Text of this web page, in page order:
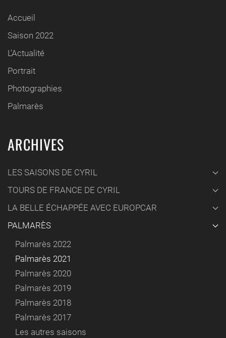
Accueil
Saison 2022
L'Actualité
Portrait
Photographies
Palmarès
ARCHIVES
LES SAISONS DE CYRIL
TOURS DE FRANCE DE CYRIL
LA BELLE ÉCHAPPÉE AVEC EUROPCAR
PALMARÈS
Palmarès 2022
Palmarès 2021
Palmarès 2020
Palmarès 2019
Palmarès 2018
Palmarès 2017
Les autres saisons